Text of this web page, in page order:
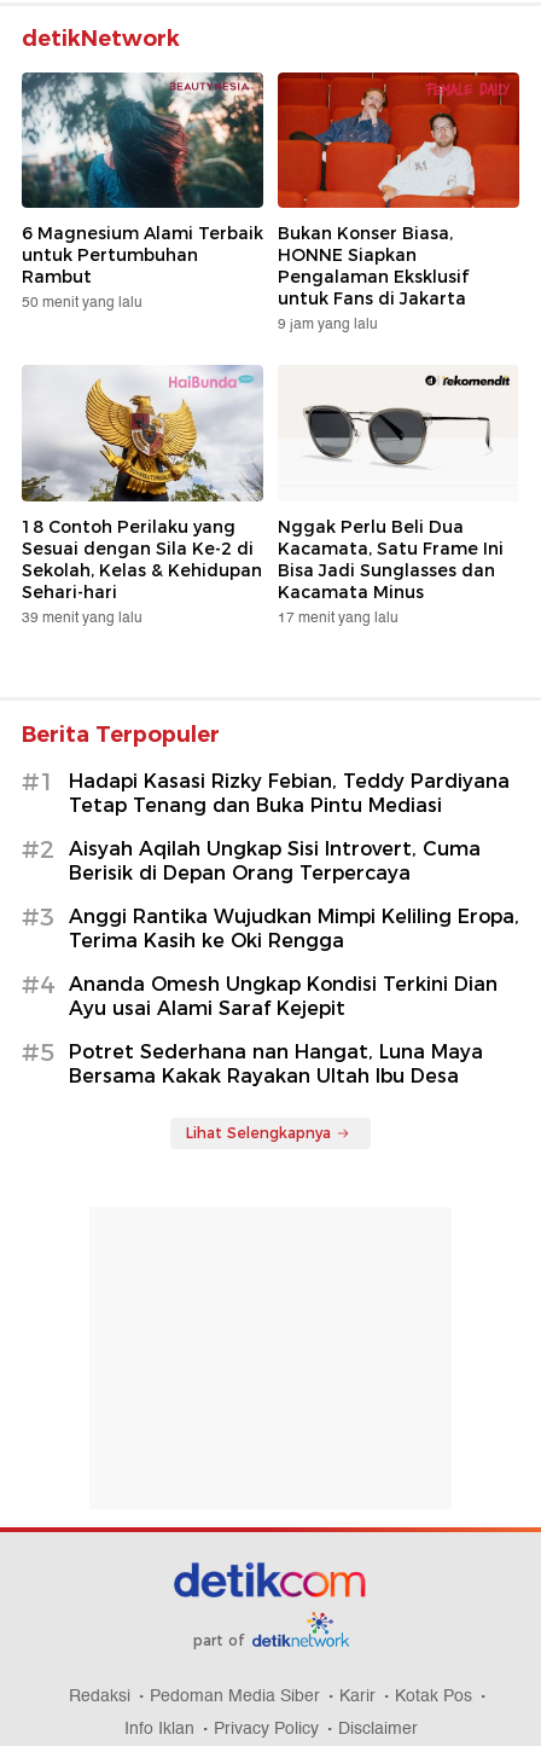
detikNetwork
6 Magnesium Alami Terbaik
untuk Pertumbuhan
Rambut
50 menit yang lalu
Bukan Konser Biasa,
HONNE Siapkan
Pengalaman Eksklusif
untuk Fans di Jakarta
9 jam yang lalu
18 Contoh Perilaku yang
Sesuai dengan Sila Ke-2 di
Sekolah, Kelas & Kehidupan
Sehari-hari
39 menit yang lalu
Nggak Perlu Beli Dua
Kacamata, Satu Frame Ini
Bisa Jadi Sunglasses dan
Kacamata Minus
17 menit yang lalu
Berita Terpopuler
#1
Hadapi Kasasi Rizky Febian, Teddy Pardiyana
Tetap Tenang dan Buka Pintu Mediasi
#2
Aisyah Aqilah Ungkap Sisi Introvert, Cuma
Berisik di Depan Orang Terpercaya
#3
Anggi Rantika Wujudkan Mimpi Keliling Eropa,
Terima Kasih ke Oki Rengga
#4
Ananda Omesh Ungkap Kondisi Terkini Dian
Ayu usai Alami Saraf Kejepit
#5
Potret Sederhana nan Hangat, Luna Maya
Bersama Kakak Rayakan Ultah Ibu Desa
Lihat Selengkapnya
part of
Redaksi Pedoman Media Siber Karir
Kotak Pos
Info Iklan
Privacy Policy Disclaimer